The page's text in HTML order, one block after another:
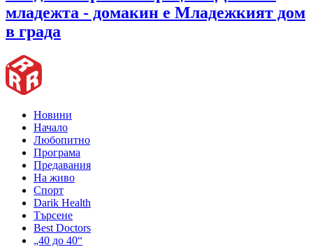
младежта - домакин е Младежкият дом
в града
Новини
Начало
Любопитно
Програма
Предавания
На живо
Спорт
Darik Health
Търсене
Best Doctors
„40 до 40“